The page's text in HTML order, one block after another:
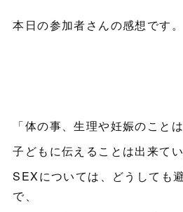
本日の参加者さんの感想です。
「体の事、生理や妊娠のことは
子どもに伝えることは出来てい
SEXについては、どうしても
で、